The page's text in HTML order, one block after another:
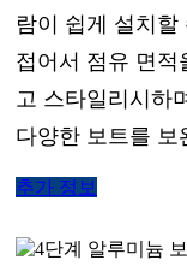
람이 쉽게 설치
접어서 점유 면
고 스타일리시하
다양한 보트를 보
추가 정보